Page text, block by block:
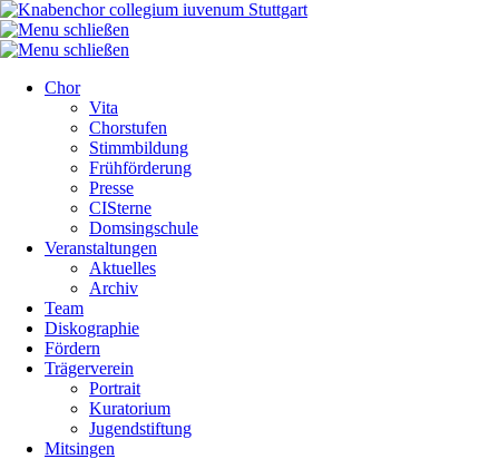
Chor
Vita
Chorstufen
Stimmbildung
Frühförderung
Presse
CISterne
Domsingschule
Veranstaltungen
Aktuelles
Archiv
Team
Diskographie
Fördern
Trägerverein
Portrait
Kuratorium
Jugendstiftung
Mitsingen